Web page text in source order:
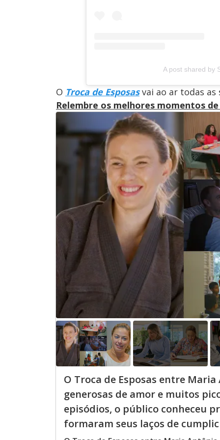
A post shared by
O Troca de Esposasvai ao ar todas as
Relembre os melhores momentos
O Troca de Esposas entre
generosas de amor e muitos
episódios, o público conheceu
formaram seus laços de